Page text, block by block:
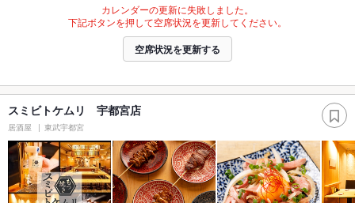
カレンダーの更新に失敗しました。
下記ボタンを押して空席状況を更新してください。
空席状況を更新する
スミビトケムリ 宇都宮店
居酒屋 東武宇都宮